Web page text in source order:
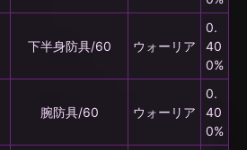
下半身防具/60 ウォーリア
0.
40
0%
腕防具/60 ウォーリア
0.
40
0%